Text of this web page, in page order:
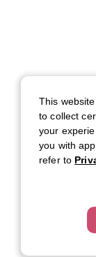
This
to collect
your
you with
refer to